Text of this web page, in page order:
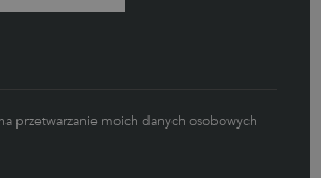
przetwarzanie moich danych osobowych